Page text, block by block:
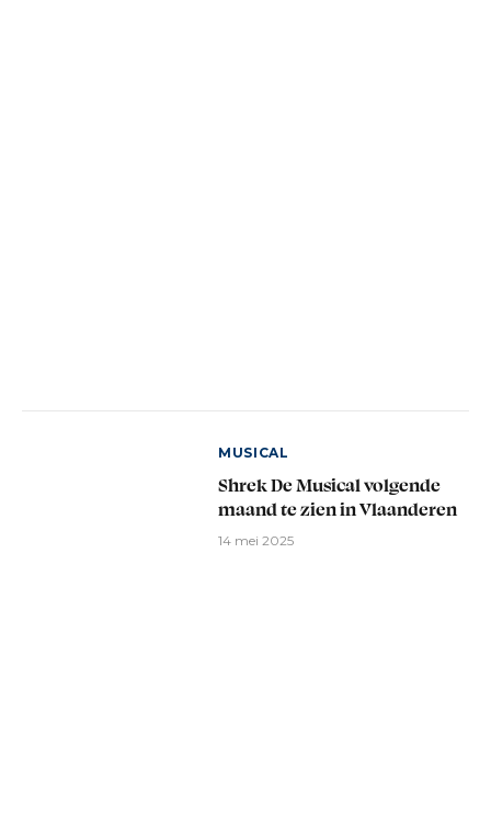
MUSICAL
Shrek De Musical volgende
maand te zien in Vlaanderen
14 mei 2025